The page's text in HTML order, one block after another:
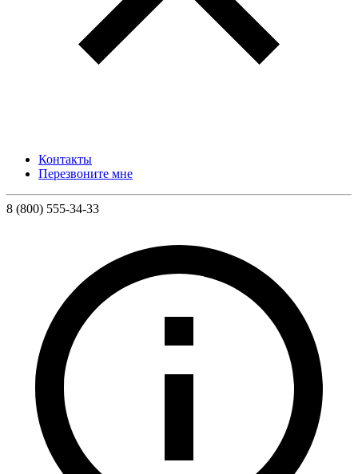
Контакты
Перезвоните мне
8 (800) 555-34-33